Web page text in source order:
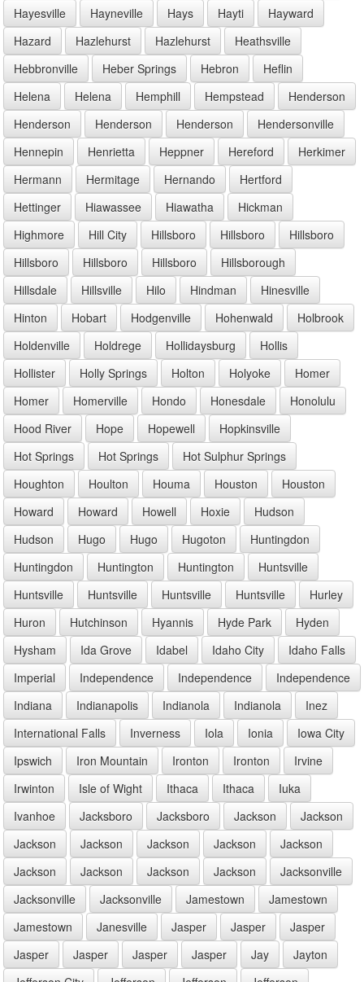
Hayesville
Hayneville Hays Hayti
Hayward
Hazard
Hazlehurst Hazlehurst
Heathsville
Hebbronville
Heber Springs Hebron
Heflin
Helena
Helena Hemphill Hempstead
Henderson
Henderson
Henderson Henderson
Hendersonville
Hennepin
Henrietta Heppner Hereford
Herkimer
Hermann
Hermitage Hernando
Hertford
Hettinger
Hiawassee Hiawatha
Hickman
Highmore
Hill City Hillsboro Hillsboro
Hillsboro
Hillsboro
Hillsboro Hillsboro
Hillsborough
Hillsdale
Hillsville Hilo Hindman
Hinesville
Hinton
Hobart Hodgenville Hohenwald
Holbrook
Holdenville
Holdrege Hollidaysburg
Hollis
Hollister
Holly Springs Holton Holyoke
Homer
Homer
Homerville Hondo Honesdale
Honolulu
Hood River
Hope Hopewell
Hopkinsville
Hot Springs
Hot Springs
Hot Sulphur Springs
Houghton
Houlton Houma Houston
Houston
Howard
Howard Howell Hoxie
Hudson
Hudson
Hugo Hugo Hugoton
Huntingdon
Huntingdon
Huntington Huntington
Huntsville
Huntsville
Huntsville Huntsville Huntsville
Hurley
Huron
Hutchinson Hyannis Hyde Park
Hyden
Hysham
Ida Grove Idabel Idaho City
Idaho Falls
Imperial
Independence Independence
Independence
Indiana
Indianapolis Indianola Indianola
Inez
International Falls
Inverness Iola Ionia
Iowa City
Ipswich
Iron Mountain Ironton Ironton
Irvine
Irwinton
Isle of Wight Ithaca Ithaca
Iuka
Ivanhoe
Jacksboro Jacksboro Jackson
Jackson
Jackson
Jackson Jackson Jackson
Jackson
Jackson
Jackson Jackson Jackson
Jacksonville
Jacksonville
Jacksonville Jamestown
Jamestown
Jamestown
Janesville Jasper Jasper
Jasper
Jasper
Jasper Jasper Jasper Jay
Jayton